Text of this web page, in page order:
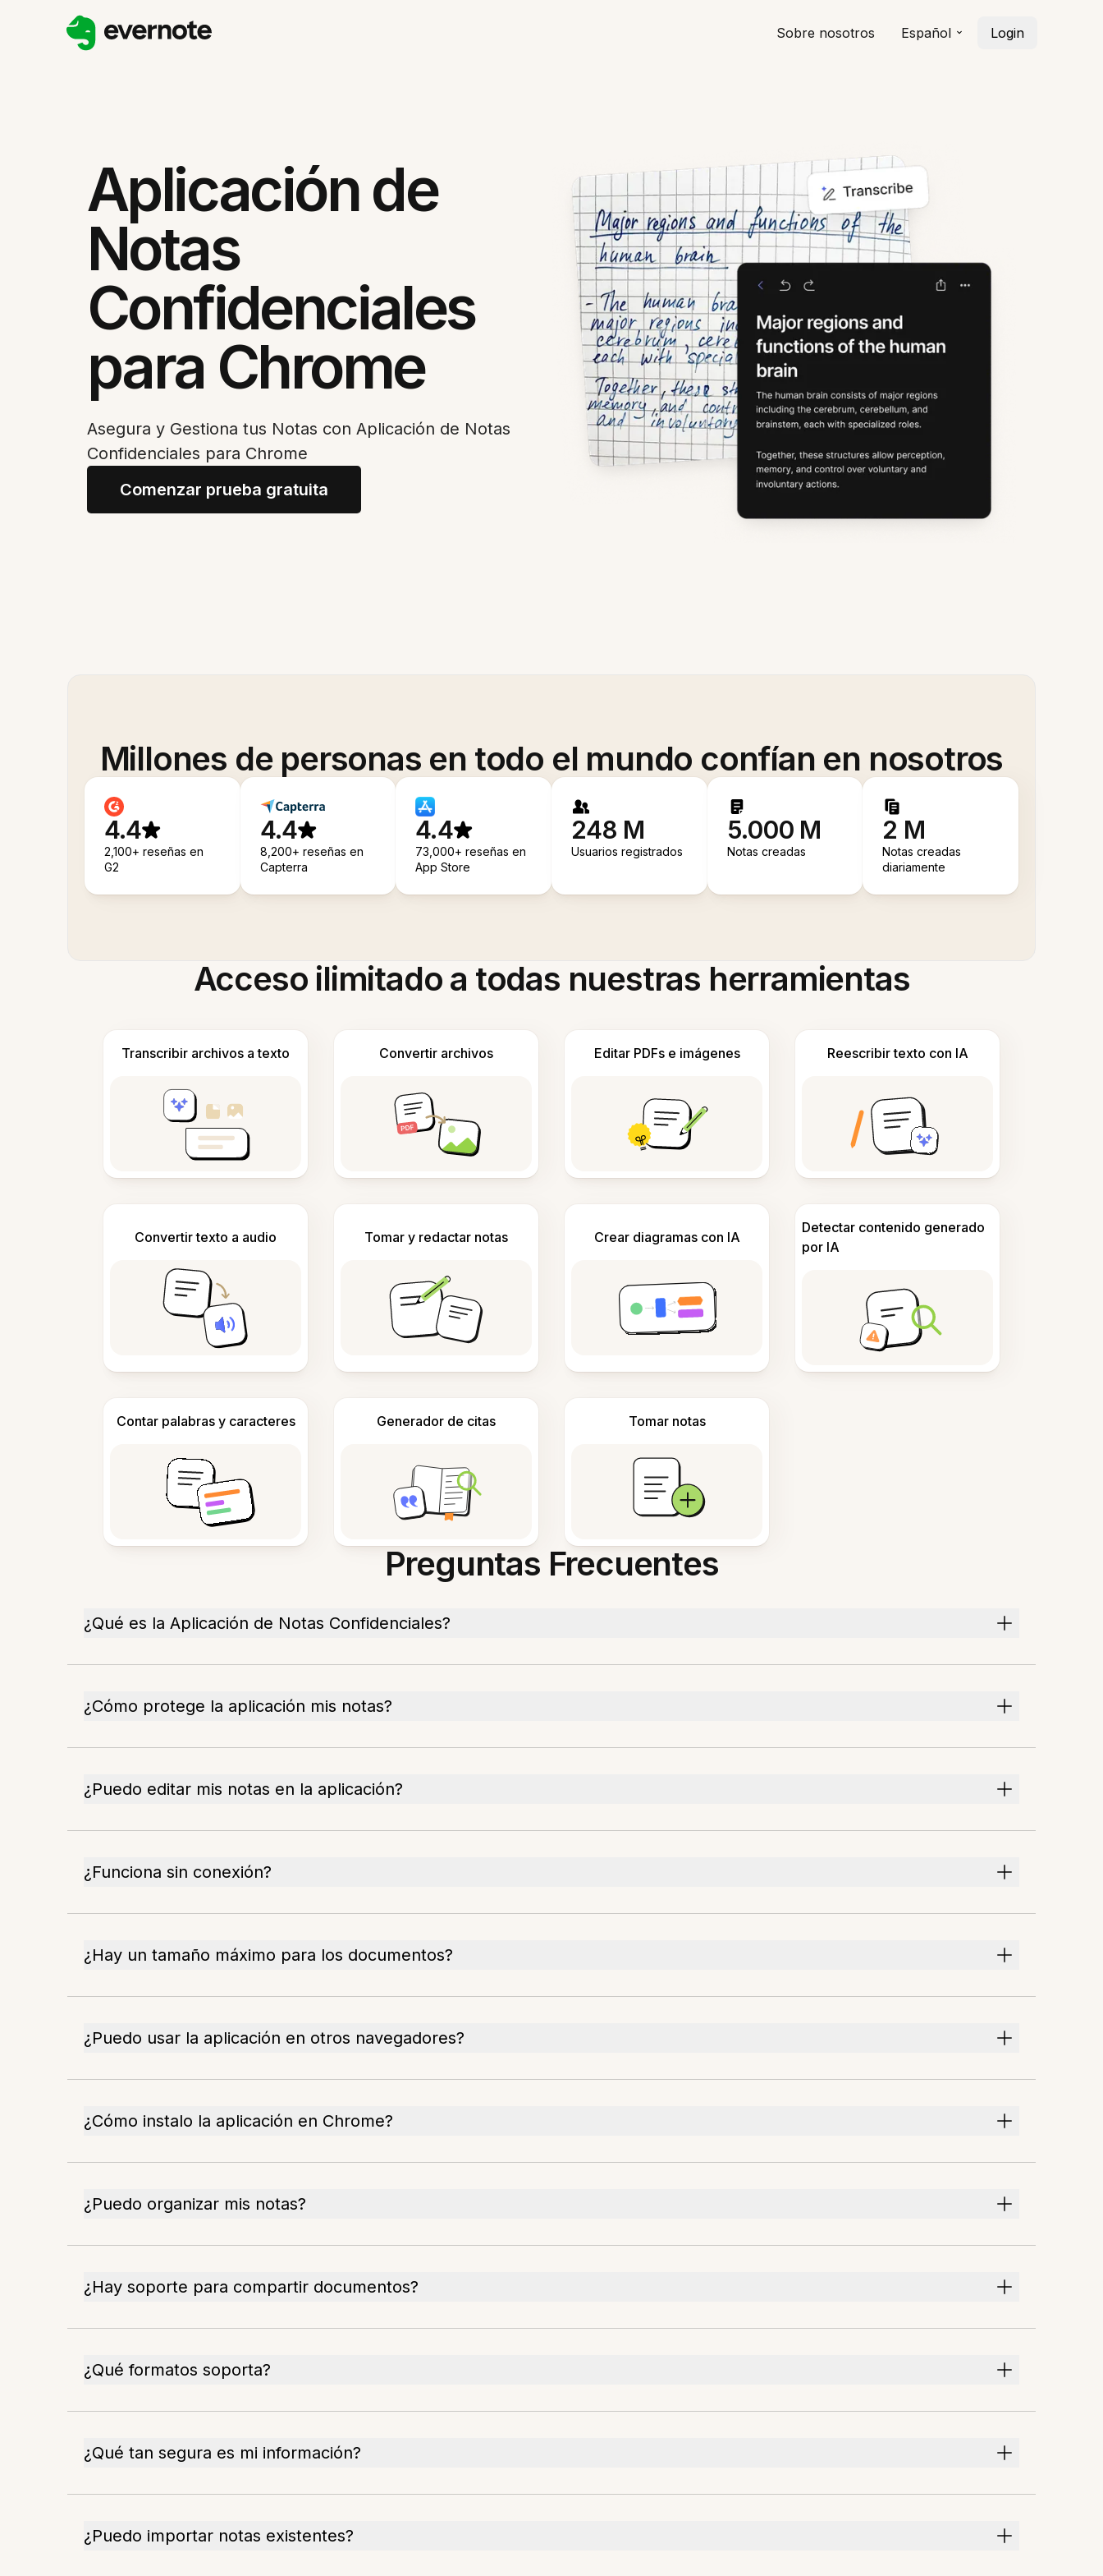
Sobre nosotros Español Login
Aplicación de
Notas
Confidenciales
para Chrome
Asegura y Gestiona tus Notas con Aplicación de Notas
Confidenciales para Chrome
Comenzar prueba gratuita
Millones de personas en todo el mundo confían en nosotros
4.4
2,100+ reseñas en
G2
4.4
8,200+ reseñas en
Capterra
4.4
73,000+ reseñas en
App Store
248 M
Usuarios registrados
5.000 M
Notas creadas
2 M
Notas creadas
diariamente
Acceso ilimitado a todas nuestras herramientas
Transcribir archivos a texto Convertir archivos Editar PDFs e imágenes Reescribir texto con IA
Convertir texto a audio Tomar y redactar notas Crear diagramas con IA
Detectar contenido generado
por IA
Contar palabras y caracteres Generador de citas Tomar notas
Preguntas Frecuentes
¿Qué es la Aplicación de Notas Confidenciales?
¿Cómo protege la aplicación mis notas?
¿Puedo editar mis notas en la aplicación?
¿Funciona sin conexión?
¿Hay un tamaño máximo para los documentos?
¿Puedo usar la aplicación en otros navegadores?
¿Cómo instalo la aplicación en Chrome?
¿Puedo organizar mis notas?
¿Hay soporte para compartir documentos?
¿Qué formatos soporta?
¿Qué tan segura es mi información?
¿Puedo importar notas existentes?